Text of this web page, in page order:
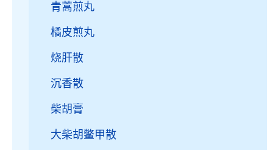
青蒿煎丸
橘皮煎丸
烧肝散
沉香散
柴胡膏
大柴胡鳖甲散